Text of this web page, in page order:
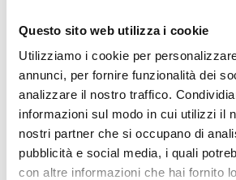
Questo sito web utilizza i cookie
Utilizziamo i cookie per
annunci, per fornire funzionalità dei
analizzare il nostro traffico.
informazioni sul modo in cui utilizzi il
nostri partner che si occupano di
pubblicità e social media, i quali
con altre informazioni che hai fornito
Il 24 Febbraio 2007,l’Italia
trasferta con lo strepitoso
. Le prime tre mete
minuti. Dopo otto anni,
diciotto sconfitte e un
finalmente e
partita in trasferta nella